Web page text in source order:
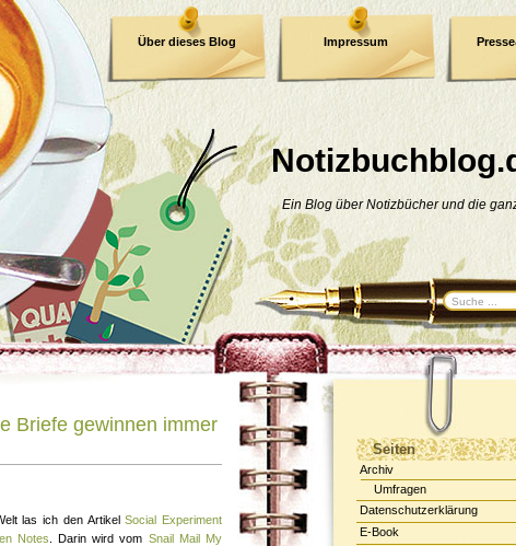
Ein Blog über Notizbücher und die
Über dieses Blog Impressum
Datenschutzerklärung
Seiten
Archiv
Umfragen
Datenschutzerklärung
E-Book
Briefe gewinnen immer
las ich den ArtikelSocial Experiment
Notes . Darin wird vom Snail Mail My